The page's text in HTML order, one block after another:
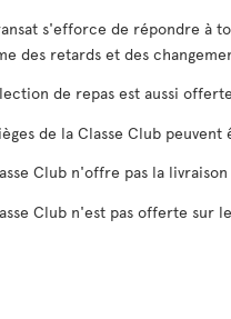
s'efforce de répondre à
des retards et des
de repas est aussi
de la Classe Club
Club n'offre pas la
Club n'est pas offerte sur